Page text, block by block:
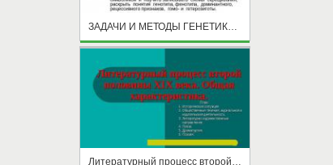
ЗАДАЧИ И МЕТОДЫ ГЕНЕТИКИ. ПЕРВЫЙ И ВТОРОЙ ЗАКОНЫ Г.МЕНДЕЛЯ